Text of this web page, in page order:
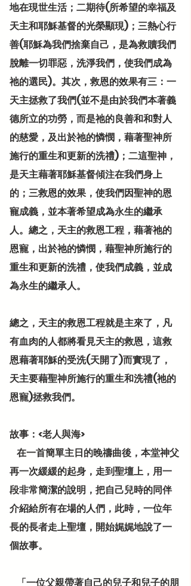
地在現世生活；二期待(所希望的幸福及
天主和耶穌基督的光榮顯現)；三熱心行
善(耶穌為我們捨棄自己，是為救贖我們
脫離一切罪惡，洗淨我們，使我們成為
祂的選民)。其次，救恩的效果有三：一
天主拯救了我們(並不是由於我們本著義
德所立的功勞，而是祂的良善和和對人
的慈愛，及出於祂的憐憫，藉著聖神所
施行的重生和更新的洗禮)；二這聖神，
是天主藉著耶穌基督傾注在我們身上
的；三救恩的效果，使我們因聖神的恩
寵成義，並本著希望成為永生的繼承
人。總之，天主的救恩工程，藉著祂的
恩寵，出於祂的憐憫，藉聖神所施行的
重生和更新的洗禮，使我們成義，並成
為永生的繼承人。
總之，天主的救恩工程就是主來了，凡
有血肉的人都將看見天主的救恩，這救
恩藉著耶穌的受洗(天開了)而實現了，
天主要藉聖神所施行的重生和洗禮(祂的
恩寵)拯救我們。
故事：<老人與海>
再一次緩緩的起身，走到聖壇上，用一
段非常簡潔的說明，把自己兒時的同伴
介紹給所有在場的人們，此時，一位年
長的長者走上聖壇，開始娓娓地說了一
個故事。